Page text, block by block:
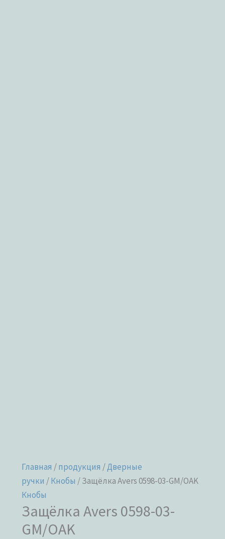
Главная /продукция /Дверные
ручки /Кнобы / Защёлка Avers 0598-03-GM/OAK
Кнобы
Защёлка Avers 0598-03-
GM/OAK